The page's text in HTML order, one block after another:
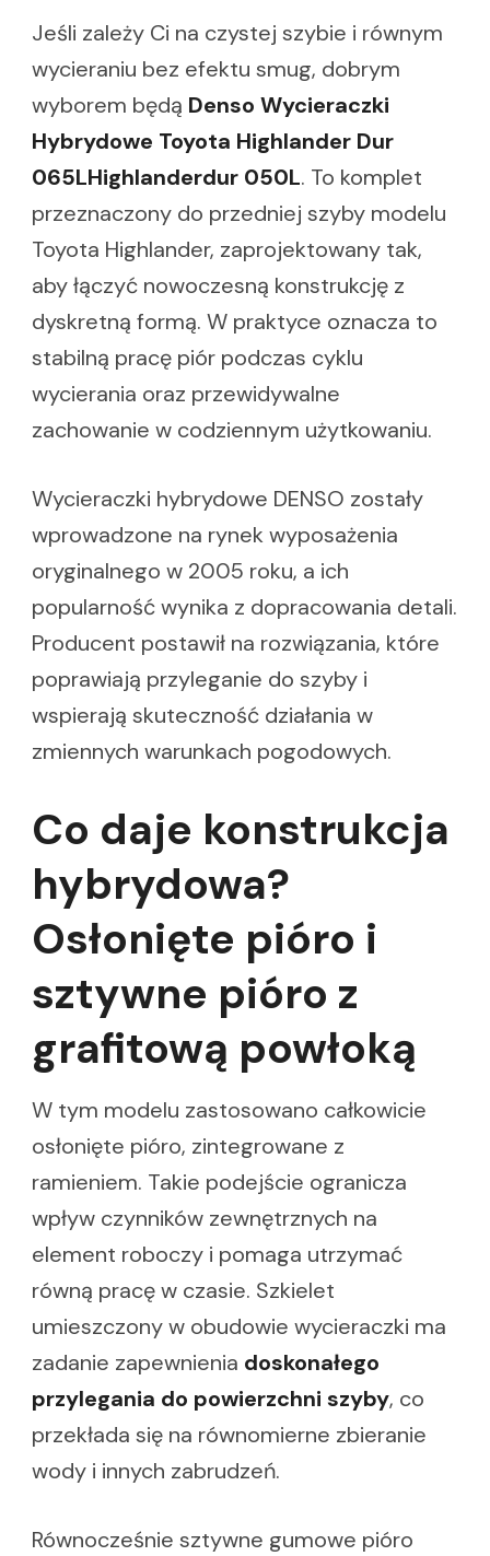
Jeśli zależy Ci na czystej szybie i równym
wycieraniu bez efektu smug, dobrym
wyborem będą Denso Wycieraczki
Hybrydowe Toyota Highlander Dur
065LHighlanderdur 050L. To komplet
przeznaczony do przedniej szyby modelu
Toyota Highlander, zaprojektowany tak,
aby łączyć nowoczesną konstrukcję z
dyskretną formą. W praktyce oznacza to
stabilną pracę piór podczas cyklu
wycierania oraz przewidywalne
zachowanie w codziennym użytkowaniu.
Wycieraczki hybrydowe DENSO zostały
wprowadzone na rynek wyposażenia
oryginalnego w 2005 roku, a ich
popularność wynika z dopracowania detali.
Producent postawił na rozwiązania, które
poprawiają przyleganie do szyby i
wspierają skuteczność działania w
zmiennych warunkach pogodowych.
Co daje konstrukcja
hybrydowa?
Osłonięte pióro i
sztywne pióro z
grafitową powłoką
W tym modelu zastosowano całkowicie
osłonięte pióro, zintegrowane z
ramieniem. Takie podejście ogranicza
wpływ czynników zewnętrznych na
element roboczy i pomaga utrzymać
równą pracę w czasie. Szkielet
umieszczony w obudowie wycieraczki ma
zadanie zapewnienia doskonałego
przylegania do powierzchni szyby, co
przekłada się na równomierne zbieranie
wody i innych zabrudzeń.
Równocześnie sztywne gumowe pióro